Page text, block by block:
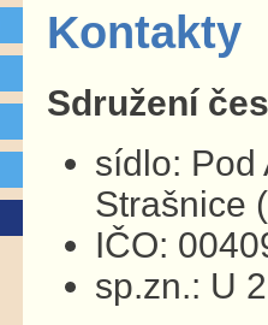
Kontakty
Sdružení
sídlo: Pod
Strašnice
IČO:
sp.zn.: U